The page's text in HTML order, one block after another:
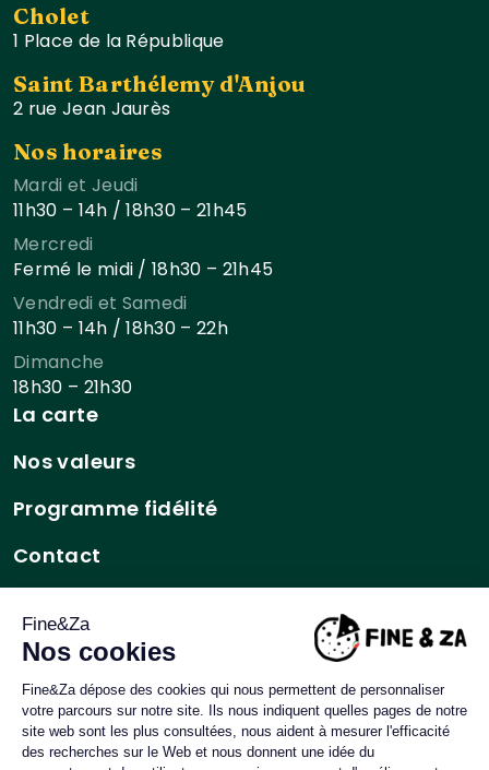
Cholet
1 Place de la République
Saint Barthélemy d'Anjou
2 rue Jean Jaurès
Nos horaires
Mardi et Jeudi
11h30 – 14h / 18h30 – 21h45
Mercredi
Fermé le midi / 18h30 – 21h45
Vendredi et Samedi
11h30 – 14h / 18h30 – 22h
Dimanche
18h30 – 21h30
La carte
Nos valeurs
Programme fidélité
Contact
CGV